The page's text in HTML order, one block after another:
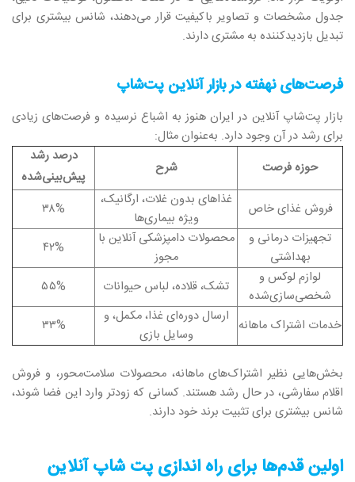
جدول مشخصات و تصاویر باکیفیت قرار می‌دهند، شانس بیشتری برای
تبدیل بازدیدکننده به مشتری دارند.
فرصت‌های نهفته در بازار آنلاین پت‌شاپ
بازار پت‌شاپ آنلاین در ایران هنوز به اشباع نرسیده و فرصت‌های زیادی
برای رشد در آن وجود دارد. به‌عنوان مثال:
حوزه فرصت
شرح
درصد رشد
پیش‌بینی‌شده
فروش غذای خاص
غذاهای بدون غلات، ارگانیک،
ویژه بیماری‌ها
۳۸%
تجهیزات درمانی و
بهداشتی
محصولات دامپزشکی آنلاین با
مجوز
۴۲%
لوازم لوکس و
شخصی‌سازی‌شده
تشک، قلاده، لباس حیوانات ۵۵%
خدمات اشتراک ماهانه ارسال دوره‌ای غذا، مکمل، و
وسایل بازی
۳۳%
بخش‌هایی نظیر اشتراک‌های ماهانه، محصولات سلامت‌محور، و فروش
اقلام سفارشی، در حال رشد هستند. کسانی که زودتر وارد این فضا شوند،
شانس بیشتری برای تثبیت برند خود دارند.
اولین قدم‌ها برای راه‌ اندازی پت‌ شاپ آنلاین